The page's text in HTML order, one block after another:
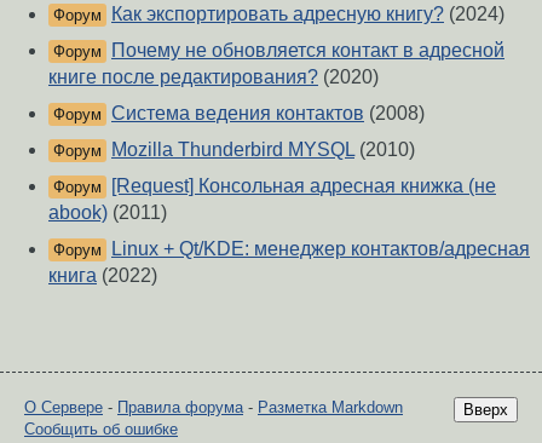
Форум Как экспортировать адресную книгу? (2024)
Форум
Почему не обновляется контакт в адресной
книге после редактирования? (2020)
Форум Система ведения контактов (2008)
Форум Mozilla Thunderbird MYSQL (2010)
Форум
[Request] Консольная адресная книжка (не
abook) (2011)
Форум
Linux + Qt/KDE: менеджер контактов/адресная
книга (2022)
Вверх
О Сервере - Правила форума- Разметка Markdown
Сообщить об ошибке